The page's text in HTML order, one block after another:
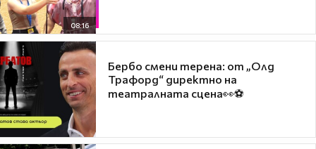
08:16
Бербо смени терена: от „Олд
Трафорд“ директно на
театралната сцена👀⚽